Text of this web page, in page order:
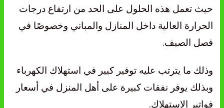
حيث تعمل هذه الحلول على الحد من ارتفاع درجات
الحرارة العالية داخل المنازل والمباني وخصوصًا في
فصل الصيف.
وذلك ما يترتب عليه توفير كبير في استهلاك الكهرباء
وبذلك يوفر نفقات كبيرة على أهل المنزل في أسعار
فواتير الاستهلاك.